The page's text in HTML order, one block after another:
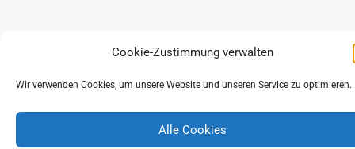
Cookie-Zustimmung verwalten
Wir verwenden Cookies, um unsere Website und unseren Service zu optimieren.
Alle Cookies